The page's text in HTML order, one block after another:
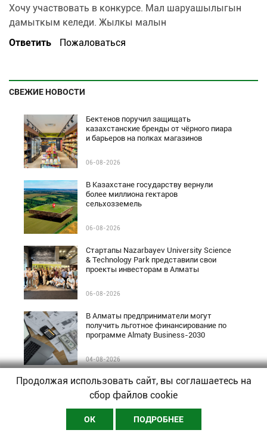
Хочу участвовать в конкурсе. Мал шаруашылыгын
дамыткым келеди. Жылкы малын
Ответить
Пожаловаться
СВЕЖИЕ НОВОСТИ
Бектенов поручил защищать
казахстанские бренды от чёрного пиара
и барьеров на полках магазинов
06-08-2026
В Казахстане государству вернули
более миллиона гектаров
сельхозземель
06-08-2026
Стартапы Nazarbayev University Science
& Technology Park представили свои
проекты инвесторам в Алматы
06-08-2026
В Алматы предприниматели могут
получить льготное финансирование по
программе Almaty Business-2030
04-08-2026
Казахстанский стартап может
получить $1 000 000 инвестиций на
Startup World Cup
Продолжая использовать сайт, вы соглашаетесь на
сбор файлов cookie
ОК ПОДРОБНЕЕ